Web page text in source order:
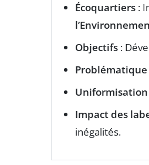
Écoquartiers :
Objectifs :
Uniformisation
Impact des
inégalités.